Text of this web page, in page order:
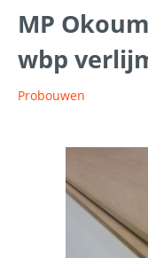
MP
wbp
Probouwen